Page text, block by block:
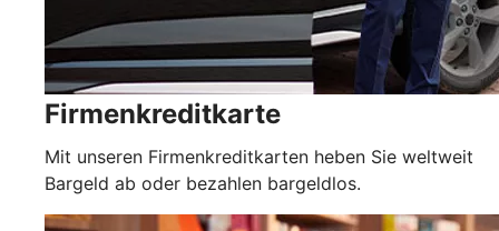
Firmenkreditkarte
Mit unseren Firmenkreditkarten heben Sie weltweit
Bargeld ab oder bezahlen bargeldlos.